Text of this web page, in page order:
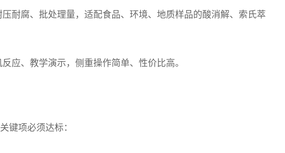
耐腐、批处理量，适配食品、环境、地质样品的酸消解、索氏萃
应、教学演示，侧重操作简单、性价比高。
键项必须达标：